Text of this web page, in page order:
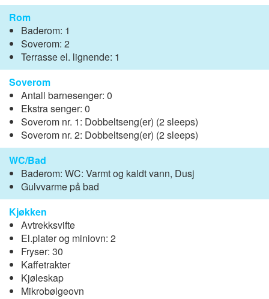
Rom
Baderom: 1
Soverom: 2
Terrasse el. lignende: 1
Soverom
Antall barnesenger: 0
Ekstra senger: 0
Soverom nr. 1: Dobbeltseng(er) (2 sleeps)
Soverom nr. 2: Dobbeltseng(er) (2 sleeps)
WC/Bad
Baderom: WC: Varmt og kaldt vann, Dusj
Gulvvarme på bad
Kjøkken
Avtrekksvifte
El.plater og miniovn: 2
Fryser: 30
Kaffetrakter
Kjøleskap
Mikrobølgeovn